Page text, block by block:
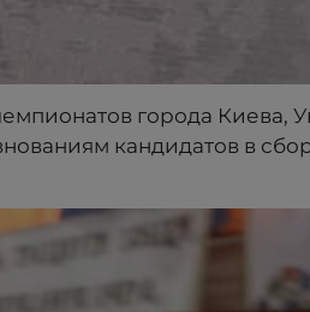
города Киева,
кандидатов в